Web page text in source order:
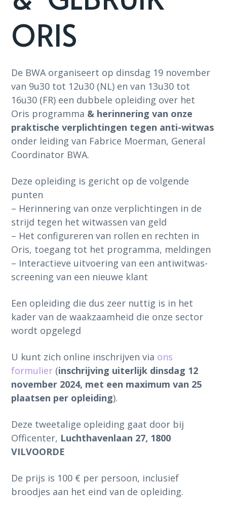
ORIS
De BWA organiseert op dinsdag 19 november
van 9u30 tot 12u30 (NL) en van 13u30 tot
16u30 (FR) een dubbele opleiding over het
Oris programma & herinnering van onze
praktische verplichtingen tegen anti-witwas
onder leiding van Fabrice Moerman, General
Coordinator BWA.
Deze opleiding is gericht op de volgende
punten
– Herinnering van onze verplichtingen in de
strijd tegen het witwassen van geld
– Het configureren van rollen en rechten in
Oris, toegang tot het programma, meldingen
– Interactieve uitvoering van een antiwitwas-
screening van een nieuwe klant
Een opleiding die dus zeer nuttig is in het
kader van de waakzaamheid die onze sector
wordt opgelegd
U kunt zich online inschrijven via ons
formulier (inschrijving uiterlijk dinsdag 12
november 2024, met een maximum van 25
plaatsen per opleiding).
Deze tweetalige opleiding gaat door bij
Officenter, Luchthavenlaan 27, 1800
VILVOORDE
De prijs is 100 € per persoon, inclusief
broodjes aan het eind van de opleiding.